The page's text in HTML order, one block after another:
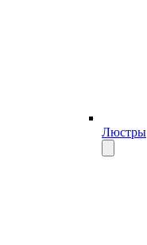
Люстры